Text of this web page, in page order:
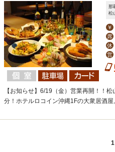
那
松
￥
席
休
営
【お知らせ】6/19（金）営業再開！！
分！ホテルロコイン沖縄1Fの大衆居酒
1